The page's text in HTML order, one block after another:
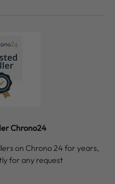
Chrono24
on Chrono 24 for years,
for any request